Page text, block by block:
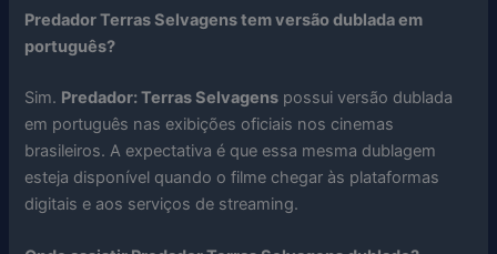
Predador Terras Selvagens tem versão dublada em
português?
Sim. Predador: Terras Selvagens possui versão dublada
em português nas exibições oficiais nos cinemas
brasileiros. A expectativa é que essa mesma dublagem
esteja disponível quando o filme chegar às plataformas
digitais e aos serviços de streaming.